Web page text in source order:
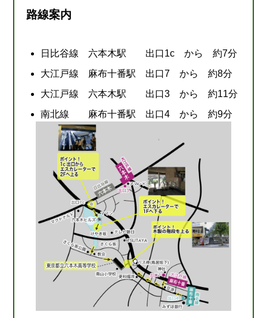
路線案内
日比谷線 六本木駅 出口1c から 約7分
大江戸線 麻布十番駅 出口7 から 約8分
大江戸線 六本木駅 出口3 から 約11分
南北線 麻布十番駅 出口4 から 約9分